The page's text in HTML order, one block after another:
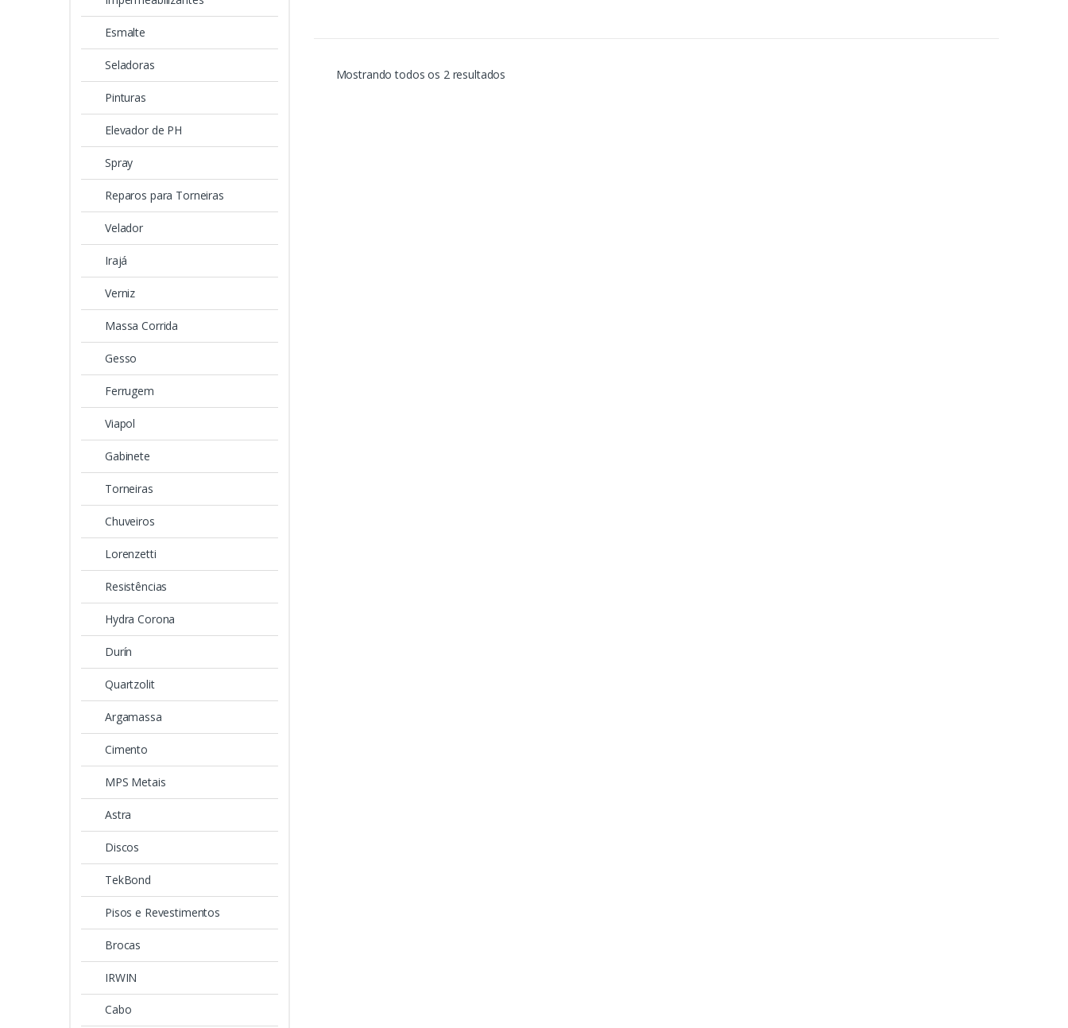
Mostrando todos os 2 resultados
Esmalte
Seladoras
Pinturas
Elevador de PH
Spray
Reparos para Torneiras
Velador
Irajá
Verniz
Massa Corrida
Gesso
Ferrugem
Viapol
Gabinete
Torneiras
Chuveiros
Lorenzetti
Resistências
Hydra Corona
Durín
Quartzolit
Argamassa
Cimento
MPS Metais
Astra
Discos
TekBond
Pisos e Revestimentos
Brocas
IRWIN
Cabo